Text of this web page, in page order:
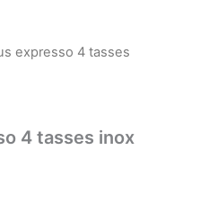
expresso 4 tasses
4 tasses inox